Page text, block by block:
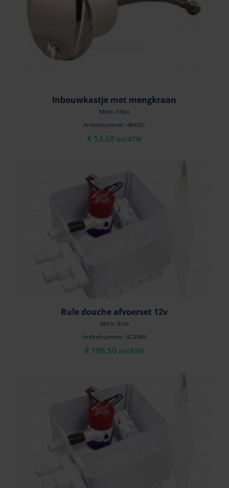
Inbouwkastje met mengkraan
Merk: Allpa
Artikelnummer: 484261
€ 53,50 incl BTW
Rule douche afvoerset 12v
Merk: Rule
Artikelnummer: SCR98A
€ 198,50 incl BTW